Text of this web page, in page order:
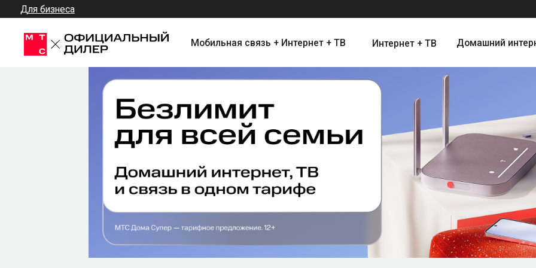
Мобильная связь + Интернет + ТВ Интернет + ТВ Домашний интернет
Для бизнеса
Подключите Домашний Интернет и Цифровое